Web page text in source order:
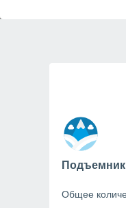
Общее